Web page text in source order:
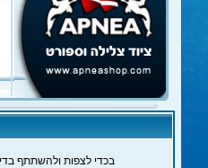
בכדי לצפות ולהשתתף